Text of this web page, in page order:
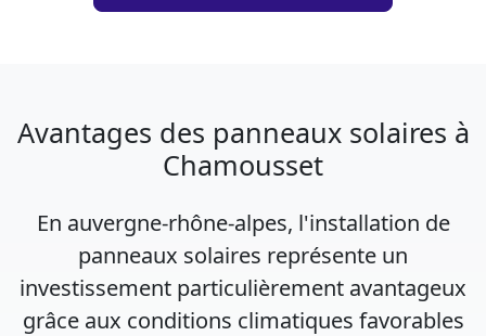
Avantages des panneaux solaires à
Chamousset
En auvergne-rhône-alpes, l'installation de
panneaux solaires représente un
investissement particulièrement avantageux
grâce aux conditions climatiques favorables